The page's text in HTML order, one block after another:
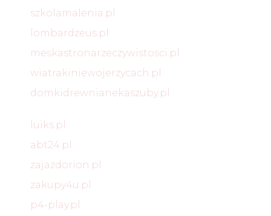
szkolamalenia.pl
lombardzeus.pl
meskastronarzeczywistosci.pl
wiatrakiniewojerzycach.pl
domkidrewnianekaszuby.pl
luiks.pl
abt24.pl
zajazdorion.pl
zakupy4u.pl
p4-play.pl